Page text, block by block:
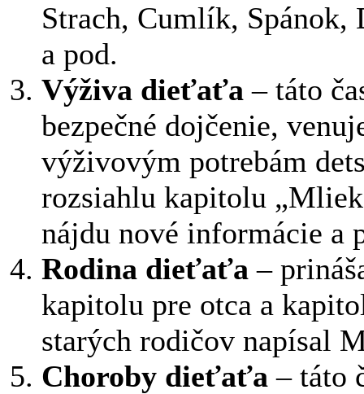
Strach, Cumlík, Spánok,
a pod.
Výživa dieťaťa – táto
bezpečné dojčenie,
výživovým potrebám
rozsiahlu kapitolu
nájdu nové informácie a
Rodina dieťaťa –
kapitolu pre otca a
starých rodičov napísal
Choroby dieťaťa – táto